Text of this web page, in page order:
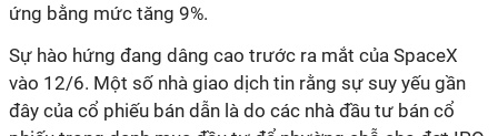
ứng bằng mức tăng 9%.
Sự hào hứng đang dâng cao trước ra mắt của SpaceX
vào 12/6. Một số nhà giao dịch tin rằng sự suy yếu gần
đây của cổ phiếu bán dẫn là do các nhà đầu tư bán cổ